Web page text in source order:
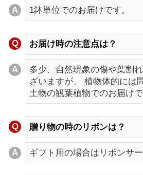
1鉢単位でのお届けです。
お届け時の注意点は？
多少、自然現象の傷や葉割
ざいますが、 植物体的には
土物の観葉植物でのお届けで
贈り物の時のリボンは？
ギフト用の場合はリボンサー